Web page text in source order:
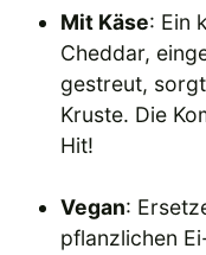
Mit Käse: Ein
Cheddar,
gestreut,
Kruste. Die
Hit!
Vegan:
pflanzlichen